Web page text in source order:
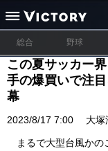
総合 野球
この夏サッカー
手の爆買いで注
幕
2023/8/17 7:00 大塚
まるで大型台風かの